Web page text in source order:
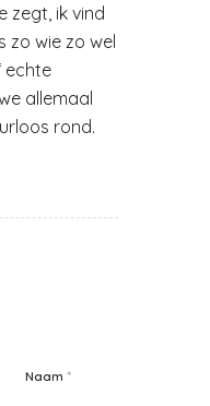
zegt, ik vind
zo wie zo wel
echte
allemaal
rond.
Naam *